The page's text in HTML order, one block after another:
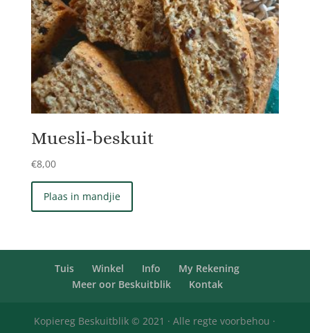
Muesli-beskuit
€8,00
Plaas in mandjie
Tuis Winkel Info
My Rekening
Meer oor Beskuitblik
Kontak
Kopiereg Beskuitblik © 2021 · Alle regte voorbehou ·